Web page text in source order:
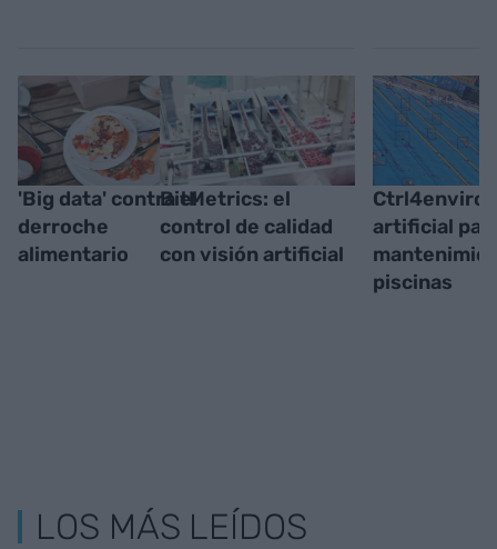
'Big data' contra el
derroche
alimentario
BitMetrics: el
control de calidad
con visión artificial
Ctrl4enviro,
artificial
piscinas
LOS MÁS LEÍDOS